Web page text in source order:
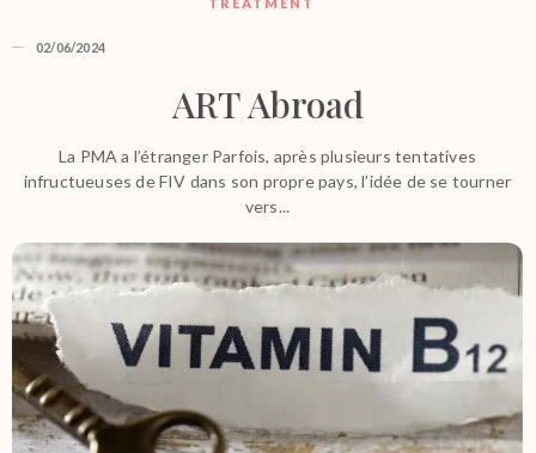
02/06/2024
ART Abroad
La PMA a l’étranger Parfois, après plusieurs tentatives
infructueuses de FIV dans son propre pays, l’idée de se tourner
vers...